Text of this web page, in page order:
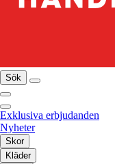
Sök
Exklusiva erbjudanden
Nyheter
Skor
Kläder